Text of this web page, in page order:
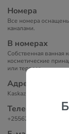
Номера
Все номера
каналами.
В номерах
Собственная ванная
косметические
или терраса.
Адрес
Kaskazini - Unguja,
Телефоны
+255626614758